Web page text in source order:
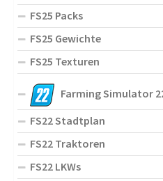
FS25 Packs
FS25 Gewichte
FS25 Texturen
Farming Simulator
FS22 Stadtplan
FS22 Traktoren
FS22 LKWs